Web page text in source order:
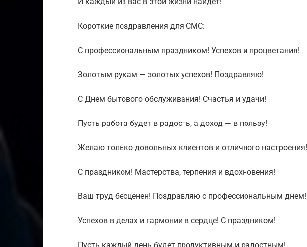
И каждый из вас в этой жизни найдет!
Короткие поздравления для СМС:
С профессиональным праздником! Успехов и процветания!
Золотым рукам — золотых успехов! Поздравляю!
С Днем бытового обслуживания! Счастья и удачи!
Пусть работа будет в радость, а доход — в пользу!
Желаю только довольных клиентов и отличного настроения!
С праздником! Мастерства, терпения и вдохновения!
Ваш труд бесценен! Поздравляю с профессиональным днем!
Успехов в делах и гармонии в сердце! С праздником!
Пусть каждый день будет продуктивным и радостным!